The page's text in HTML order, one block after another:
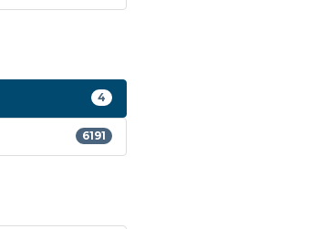
4
6191